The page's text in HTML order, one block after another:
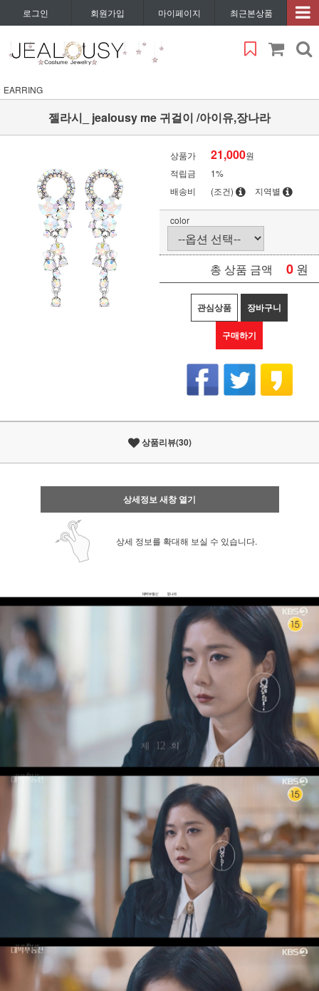
로그인 회원가입 마이페이지 최근본상품
EARRING
젤라시_ jealousy me 귀걸이 /아이유,장나라
상품가 21,000원
적립금
1%
배송비
(조건) 지역별
color
총 상품 금액 0 원
관심상품 장바구니
구매하기
상품리뷰(30)
상세정보 새창 열기
상세 정보를 확대해 보실 수 있습니다.